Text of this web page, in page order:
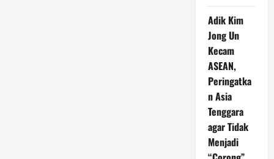
Adik Kim
Jong Un
Kecam
ASEAN,
Peringatka
n Asia
Tenggara
agar Tidak
Menjadi